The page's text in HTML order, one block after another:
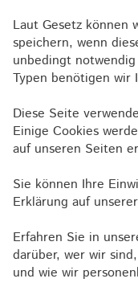
Laut Gesetz können
speichern, wenn
unbedingt
Typen benötigen wir
Diese Seite
Einige Cookies
auf unseren Seiten
Sie können Ihre
Erklärung auf
Erfahren Sie in
darüber, wer wir
und wie wir